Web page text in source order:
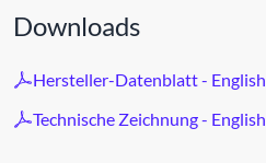
Downloads
Hersteller-Datenblatt - English
Technische Zeichnung - English